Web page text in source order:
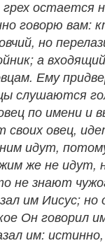
остается
говорю вам:
но
а
Ему
слушаются
по имени и
своих овец,
идут,
же не идут,
не знают
им Иисус; но
Он говорил
им: